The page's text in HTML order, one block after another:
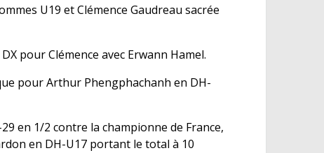
U19 et Clémence Gaudreau sacrée
pour Clémence avec Erwann Hamel.
pour Arthur Phengphachanh en DH-
en 1/2 contre la championne de France,
en DH-U17 portant le total à 10